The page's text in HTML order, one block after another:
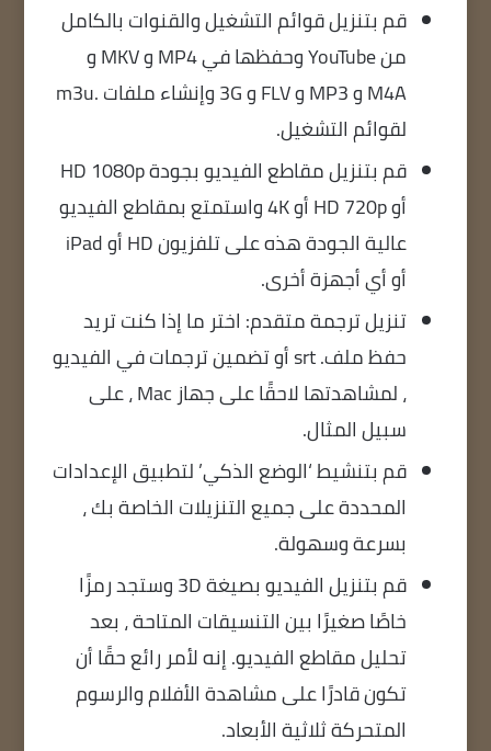
قم بتنزيل قوائم التشغيل والقنوات بالكامل
من YouTube وحفظها في MP4 و MKV و
M4A و MP3 و FLV و 3G وإنشاء ملفات .m3u
لقوائم التشغيل.
قم بتنزيل مقاطع الفيديو بجودة HD 1080p
أو HD 720p أو 4K واستمتع بمقاطع الفيديو
عالية الجودة هذه على تلفزيون HD أو iPad
أو أي أجهزة أخرى.
تنزيل ترجمة متقدم: اختر ما إذا كنت تريد
حفظ ملف. srt أو تضمين ترجمات في الفيديو
، لمشاهدتها لاحقًا على جهاز Mac ، على
سبيل المثال.
قم بتنشيط ‘الوضع الذكي’ لتطبيق الإعدادات
المحددة على جميع التنزيلات الخاصة بك ،
بسرعة وسهولة.
قم بتنزيل الفيديو بصيغة 3D وستجد رمزًا
خاصًا صغيرًا بين التنسيقات المتاحة ، بعد
تحليل مقاطع الفيديو. إنه لأمر رائع حقًا أن
تكون قادرًا على مشاهدة الأفلام والرسوم
المتحركة ثلاثية الأبعاد.